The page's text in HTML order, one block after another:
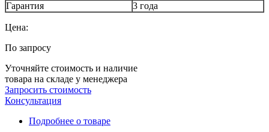
Гарантия
3 года
Цена:
По запросу
Уточняйте стоимость и наличие
товара на складе у менеджера
Запросить стоимость
Консультация
Подробнее о товаре